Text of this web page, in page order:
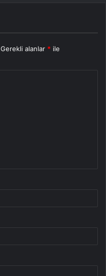
Gerekli alanlar * ile